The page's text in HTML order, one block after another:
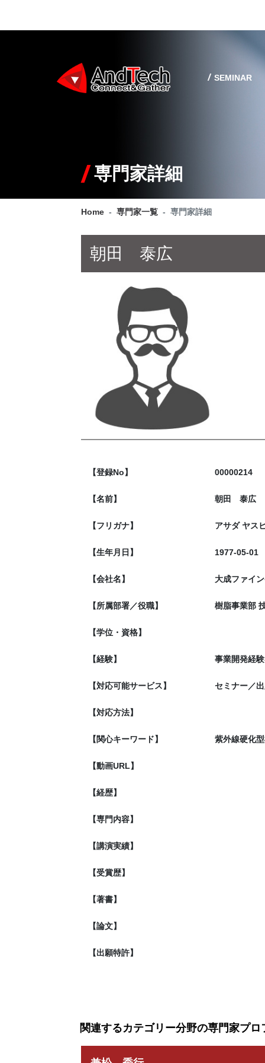
SEMINAR
専門家詳細
Home 専門家一覧 専門家詳細
朝田 泰広
【登録No】 00000214
【名前】 朝田 泰広
【フリガナ】 アサダ ヤス
【生年月日】 1977-05-01
【会社名】 大成ファイ
【所属部署／役職】 樹脂事業部
【学位・資格】
【経験】 事業開発経
【対応可能サービス】 セミナー／
【対応方法】
【関心キーワード】 紫外線硬化
【動画URL】
【経歴】
【専門内容】
【講演実績】
【受賞歴】
【著書】
【論文】
【出願特許】
関連するカテゴリー分野の専門家プロ